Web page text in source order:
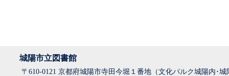
城陽市立図書館
〒610-0121 京都府城陽市寺田今堀１番地（文化パルク城陽内･